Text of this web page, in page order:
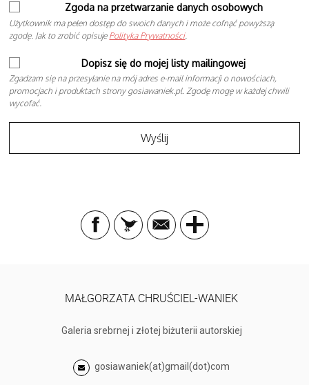
Zgoda na przetwarzanie danych osobowych
Użytkownik ma pełen dostęp do swoich danych i może cofnąć powyższą
zgodę. Jak to zrobić opisuje Polityka Prywatności.
Dopisz się do mojej listy mailingowej
Zgadzam się na przesyłanie na mój adres e-mail informacji o nowościach,
promocjach i produktach strony gosiawaniek.pl. Zgodę mogę w każdej chwili
wycofać.
MAŁGORZATA CHRUŚCIEL-WANIEK
Galeria srebrnej i złotej biżuterii autorskiej
gosiawaniek(at)gmail(dot)com